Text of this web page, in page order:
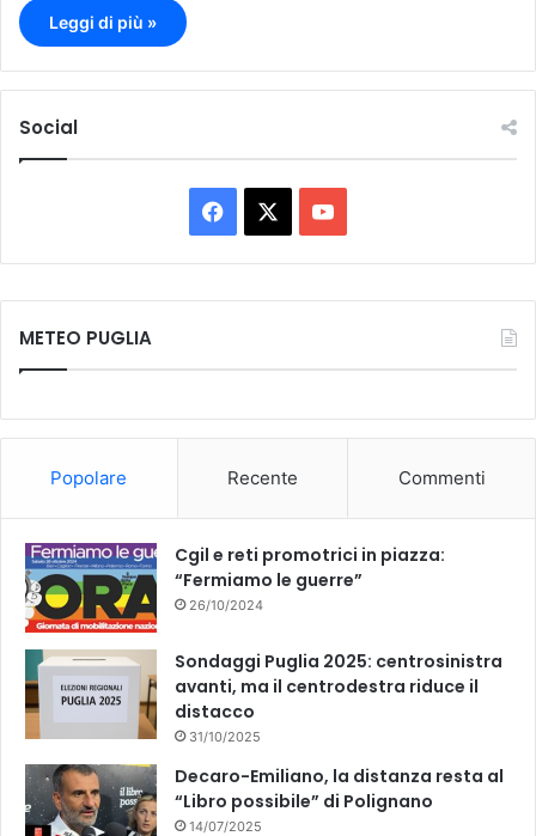
Leggi di più »
Social
a
c
k
o
u
METEO PUGLIA
Popolare Recente Commenti
Cgil e reti promotrici in piazza:
“Fermiamo le guerre”
26/10/2024
Sondaggi Puglia 2025: centrosinistra
avanti, ma il centrodestra riduce il
distacco
31/10/2025
Decaro-Emiliano, la distanza resta al
“Libro possibile” di Polignano
14/07/2025